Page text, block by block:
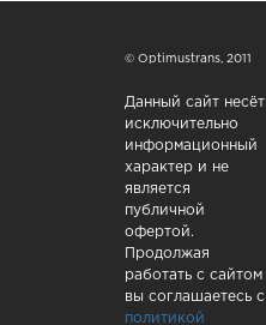
© Optimustrans, 2011
Данный сайт несёт
исключительно
информационный
характер и не
является
публичной
офертой.
Продолжая
работать с сайтом
вы соглашаетесь с
политикой